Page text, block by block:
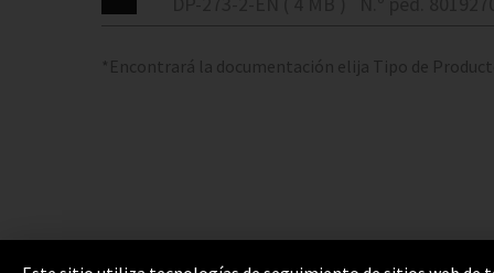
*Encontrará la documentación elija Tipo de